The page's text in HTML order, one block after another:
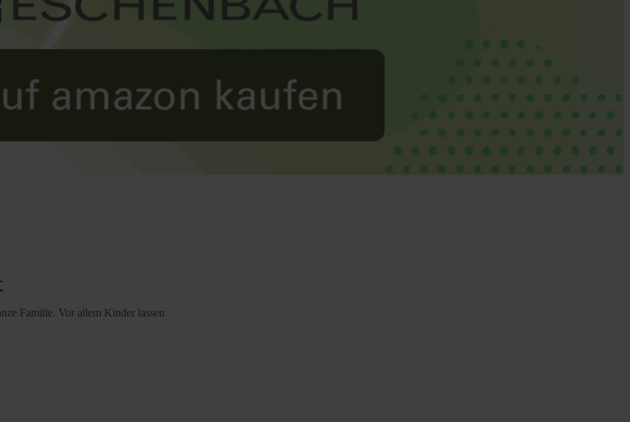
Familie. Vor allem Kinder lassen